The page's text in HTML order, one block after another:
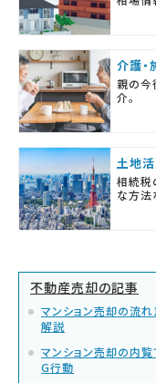
介護・
親の今
介。
土地
相続税
な方法
不動産売却の記事
マンション売却の流
解説
マンション売却の内
G行動